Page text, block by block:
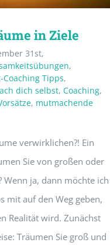
in Ziele
31st,
,
Coaching Tipps,
dich selbst, Coaching,
, mutmachende
verwirklichen?! Ein
Sie von großen oder
Wenn ja, dann möchte ich
mit auf den Weg geben,
Realität wird. Zunächst
Träumen Sie groß und